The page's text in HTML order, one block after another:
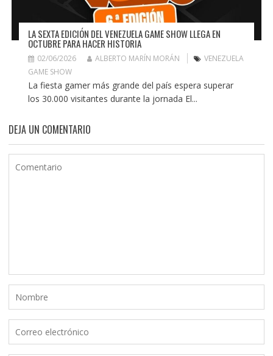
LA SEXTA EDICIÓN DEL VENEZUELA GAME SHOW LLEGA EN
OCTUBRE PARA HACER HISTORIA
02/06/2026 ALBERTO MARÍN MORÁN
VENEZUELA
GAME SHOW
La fiesta gamer más grande del país espera superar
los 30.000 visitantes durante la jornada El...
DEJA UN COMENTARIO